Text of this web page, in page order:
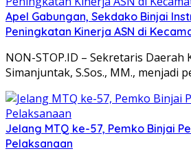
Apel Gabungan, Sekdako Binjai
Peningkatan Kinerja ASN di
NON-STOP.ID – Sekretaris Daerah
Simanjuntak, S.Sos., MM., menjadi
Jelang MTQ ke-57, Pemko Binjai
Pelaksanaan